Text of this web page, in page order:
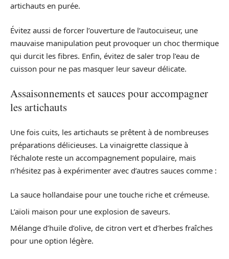
artichauts en purée.
Évitez aussi de forcer l’ouverture de l’autocuiseur, une
mauvaise manipulation peut provoquer un choc thermique
qui durcit les fibres. Enfin, évitez de saler trop l’eau de
cuisson pour ne pas masquer leur saveur délicate.
Assaisonnements et sauces pour accompagner
les artichauts
Une fois cuits, les artichauts se prêtent à de nombreuses
préparations délicieuses. La vinaigrette classique à
l’échalote reste un accompagnement populaire, mais
n’hésitez pas à expérimenter avec d’autres sauces comme :
La sauce hollandaise pour une touche riche et crémeuse.
L’aïoli maison pour une explosion de saveurs.
Mélange d’huile d’olive, de citron vert et d’herbes fraîches
pour une option légère.